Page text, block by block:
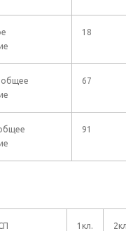
18
общее
67
91
1кл.